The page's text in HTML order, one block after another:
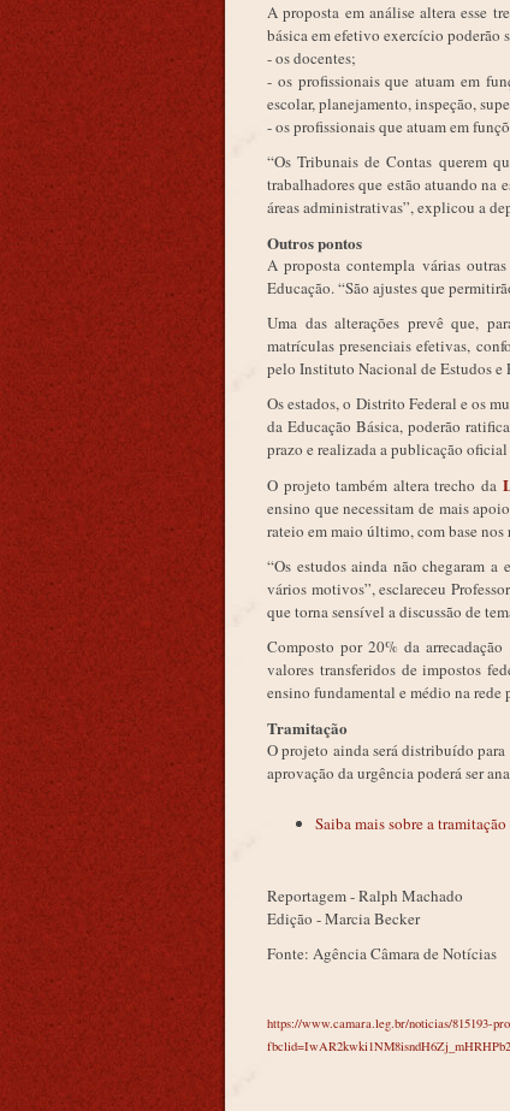
A proposta em análise altera esse
básica em efetivo exercício poderão
- os docentes;
- os profissionais que atuam em
escolar, planejamento, inspeção,
- os profissionais que atuam em
“Os Tribunais de Contas querem
trabalhadores que estão atuando na
áreas administrativas”, explicou a
Outros pontos
A proposta contempla várias
Educação. “São ajustes que
Uma das alterações prevê que,
matrículas presenciais efetivas,
pelo Instituto Nacional de Estudos e
Os estados, o Distrito Federal e os
da Educação Básica, poderão
prazo e realizada a publicação
O projeto também altera trecho da
ensino que necessitam de mais
rateio em maio último, com base
“Os estudos ainda não chegaram
vários motivos”, esclareceu
que torna sensível a discussão de
Composto por 20% da
valores transferidos de impostos
ensino fundamental e médio na rede
Tramitação
O projeto ainda será distribuído para
aprovação da urgência poderá ser
Saiba mais sobre a
Reportagem - Ralph Machado
Edição - Marcia Becker
Fonte: Agência Câmara de Notícias
https://www.camara.leg.br/noticias/815193-